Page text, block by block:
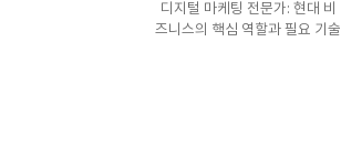
디지털 마케팅 전문가: 현대 비
즈니스의 핵심 역할과 필요 기술